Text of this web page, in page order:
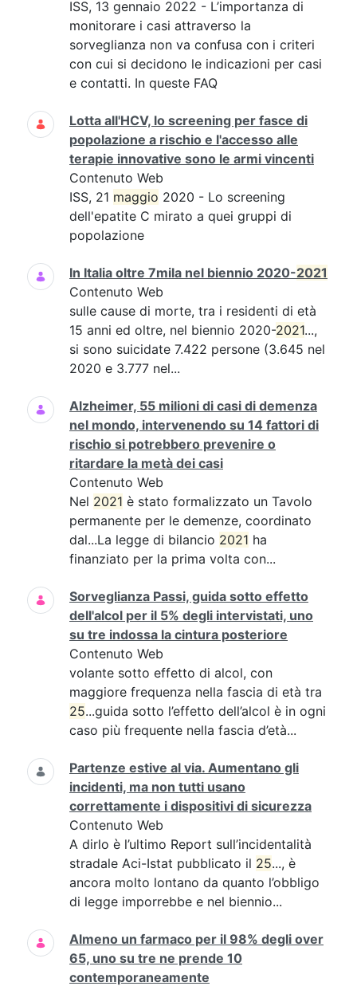
ISS, 13 gennaio 2022 - L’importanza di
monitorare i casi attraverso la
sorveglianza non va confusa con i criteri
con cui si decidono le indicazioni per casi
e contatti. In queste FAQ
Lotta all'HCV, lo screening per fasce di
popolazione a rischio e l'accesso alle
terapie innovative sono le armi vincenti
Contenuto Web
ISS, 21 maggio 2020 - Lo screening
dell'epatite C mirato a quei gruppi di
popolazione
In Italia oltre 7mila nel biennio 2020-2021
Contenuto Web
sulle cause di morte, tra i residenti di età
15 anni ed oltre, nel biennio 2020-2021...,
si sono suicidate 7.422 persone (3.645 nel
2020 e 3.777 nel...
Alzheimer, 55 milioni di casi di demenza
nel mondo, intervenendo su 14 fattori di
rischio si potrebbero prevenire o
ritardare la metà dei casi
Contenuto Web
Nel 2021 è stato formalizzato un Tavolo
permanente per le demenze, coordinato
dal...La legge di bilancio 2021 ha
finanziato per la prima volta con...
Sorveglianza Passi, guida sotto effetto
dell'alcol per il 5% degli intervistati, uno
su tre indossa la cintura posteriore
Contenuto Web
volante sotto effetto di alcol, con
maggiore frequenza nella fascia di età tra
25...guida sotto l’effetto dell’alcol è in ogni
caso più frequente nella fascia d’età...
Partenze estive al via. Aumentano gli
incidenti, ma non tutti usano
correttamente i dispositivi di sicurezza
Contenuto Web
A dirlo è l’ultimo Report sull’incidentalità
stradale Aci-Istat pubblicato il 25..., è
ancora molto lontano da quanto l’obbligo
di legge imporrebbe e nel biennio...
Almeno un farmaco per il 98% degli over
65, uno su tre ne prende 10
contemporaneamente